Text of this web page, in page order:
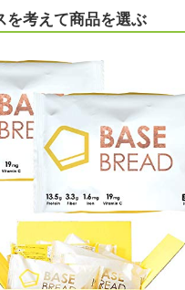
を考えて商品を選ぶ